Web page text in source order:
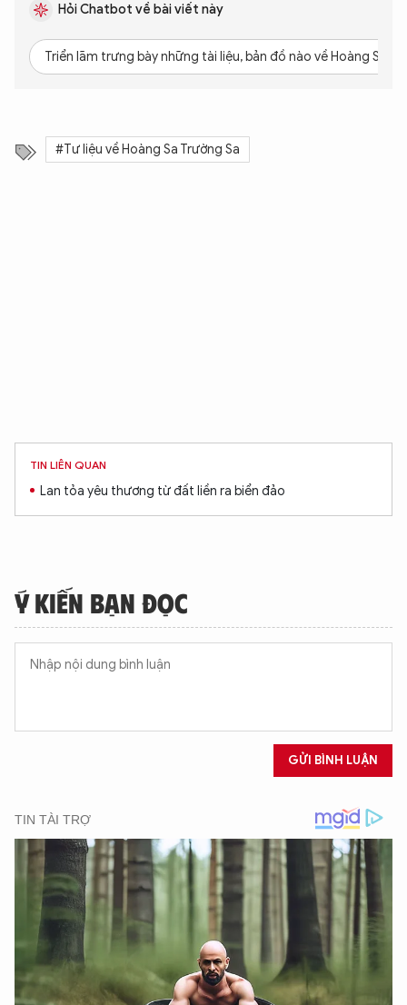
Hỏi Chatbot về bài viết này
Triển lãm trưng bày những tài liệu, bản đồ nào về Hoàng Sa,
#Tư liệu về Hoàng Sa Trường Sa
TIN LIÊN QUAN
Lan tỏa yêu thương từ đất liền ra biển đảo
Ý KIẾN BẠN ĐỌC
GỬI BÌNH LUẬN